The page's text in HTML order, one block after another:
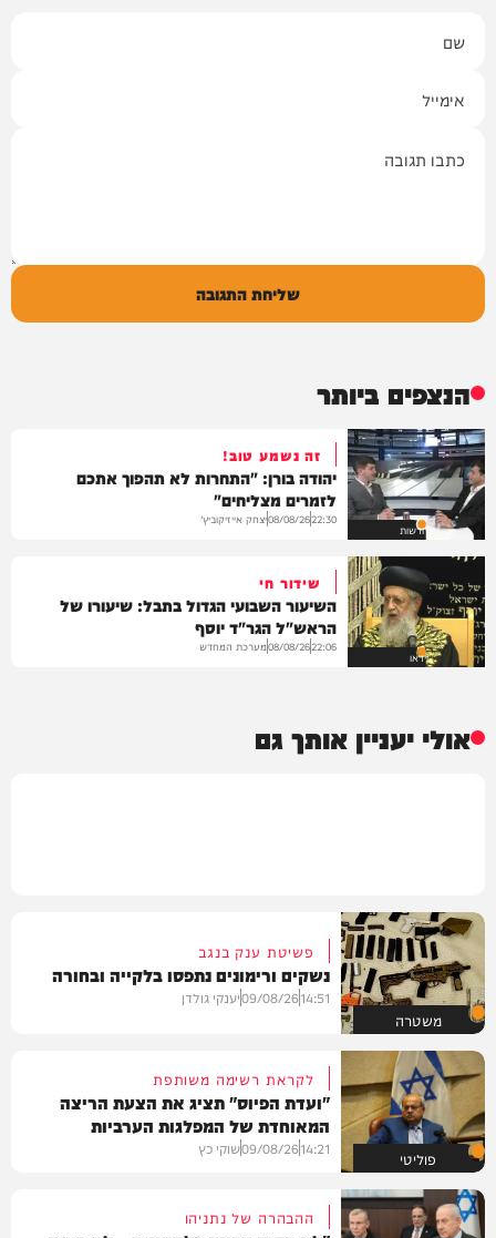
שליחת התגובה
הנצפים ביותר
חדשות
זה נשמע טוב!
יהודה בורן: "התחרות לא תהפוך אתכם
לזמרים מצליחים"
22:30
08/08/26יצחק אייזיקוביץ'
וידאו
שידור חי
השיעור השבועי הגדול בתבל: שיעורו של
הראש"ל הגר"ד יוסף
22:06
08/08/26מערכת המחדש
אולי יעניין אותך גם
משטרה
פשיטת ענק בנגב
נשקים ורימונים נתפסו בלקייה ובחורה
14:51
09/08/26יענקי גולדן
פוליטי
לקראת רשימה משותפת
"ועדת הפיוס" תציג את הצעת הריצה
המאוחדת של המפלגות הערביות
14:21
09/08/26שוקי כץ
ההבהרה של נתניהו